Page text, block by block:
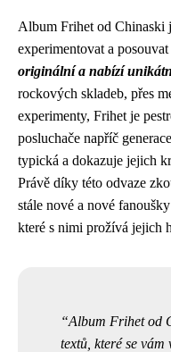
Album Frihet od Chinaski
experimentovat a
originální a nabízí
rockových skladeb, přes
experimenty, Frihet je
posluchače napříč
typická a dokazuje jejich
Právě díky této odvaze
stále nové a nové
které s nimi prožívá jejich
Album Frihet od
textů, které se